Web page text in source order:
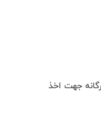
جهت اخذ